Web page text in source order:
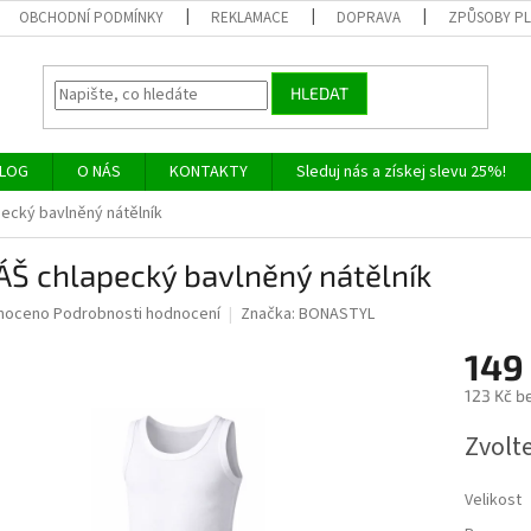
OBCHODNÍ PODMÍNKY REKLAMACE DOPRAVA ZPŮSOBY
HLEDAT
O NÁS KONTAKTY
Sleduj nás a získej slevu 25%!
bavlněný nátělník
chlapecký bavlněný nátělník
Podrobnosti hodnocení Značka: BONASTYL
123 Kč
cena:
Velikost